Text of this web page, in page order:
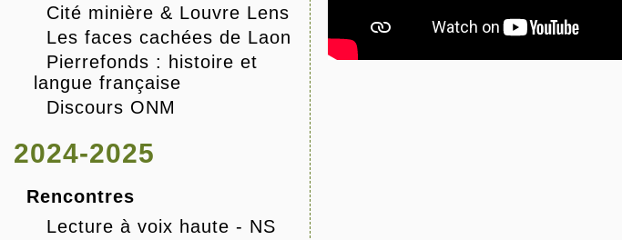
Cité minière & Louvre Lens
Les faces cachées de Laon
Pierrefonds : histoire et
langue française
Discours ONM
2024-2025
Rencontres
Lecture à voix haute - NS